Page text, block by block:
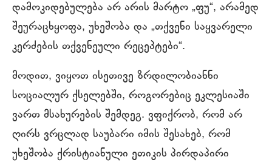
დამოკიდებულება არ არის მარტო „ფუ“, არამედ
შეურაცხყოფა, უხეშობა და „თქვენი საყვარელი
კერძების თქვენეული რეცეპტები“.
მოდით, ვიყოთ ისეთივე ზრდილობიანნი
სოციალურ ქსელებში, როგორებიც ეკლესიაში
ვართ მსახურების შემდეგ. ვფიქრობ, რომ არ
ღირს ვრცლად საუბარი იმის შესახებ, რომ
უხეშობა ქრისტიანული ეთიკის პირდაპირი